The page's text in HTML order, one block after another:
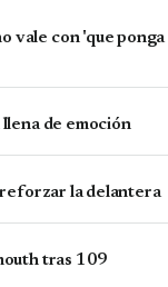
vale con 'que ponga
de emoción
reforzar la delantera
tras 109